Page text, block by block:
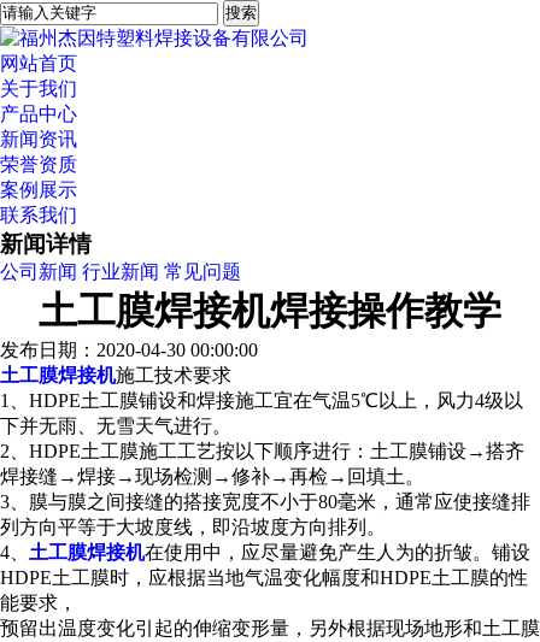
网站首页
关于我们
产品中心
新闻资讯
荣誉资质
案例展示
联系我们
新闻详情
公司新闻 行业新闻 常见问题
土工膜焊接机焊接操作教学
发布日期：2020-04-30 00:00:00
土工膜焊接机施工技术要求
1、HDPE土工膜铺设和焊接施工宜在气温5℃以上，风力4级以
下并无雨、无雪天气进行。
2、HDPE土工膜施工工艺按以下顺序进行：土工膜铺设→搭齐
焊接缝→焊接→现场检测→修补→再检→回填土。
3、膜与膜之间接缝的搭接宽度不小于80毫米，通常应使接缝排
列方向平等于大坡度线，即沿坡度方向排列。
4、 土工膜焊接机在使用中，应尽量避免产生人为的折皱。铺设
HDPE土工膜时，应根据当地气温变化幅度和HDPE土工膜的性
能要求，
预留出温度变化引起的伸缩变形量，另外根据现场地形和土工膜